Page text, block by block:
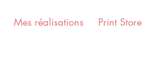
Mes réalisations Print Store